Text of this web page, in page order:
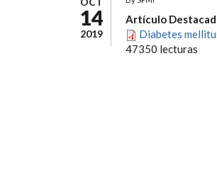
14
2019
Artículo
Diabetes
47350 lecturas